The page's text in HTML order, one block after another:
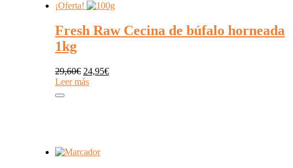
¡Oferta!
Fresh Raw Cecina de búfalo horneada
1kg
29,60€ El
precio
24,95€El
Leer más